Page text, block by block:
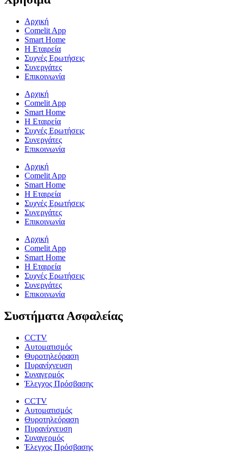
Αρχική
Comelit App
Smart Home
Η Εταιρεία
Συχνές Ερωτήσεις
Συνεργάτες
Επικοινωνία
Αρχική
Comelit App
Smart Home
Η Εταιρεία
Συχνές Ερωτήσεις
Συνεργάτες
Επικοινωνία
Αρχική
Comelit App
Smart Home
Η Εταιρεία
Συχνές Ερωτήσεις
Συνεργάτες
Επικοινωνία
Αρχική
Comelit App
Smart Home
Η Εταιρεία
Συχνές Ερωτήσεις
Συνεργάτες
Επικοινωνία
Συστήματα Ασφαλείας
CCTV
Αυτοματισμός
Θυροτηλεόραση
Πυρανίχνευση
Συναγερμός
Έλεγχος Πρόσβασης
CCTV
Αυτοματισμός
Θυροτηλεόραση
Πυρανίχνευση
Συναγερμός
Έλεγχος Πρόσβασης